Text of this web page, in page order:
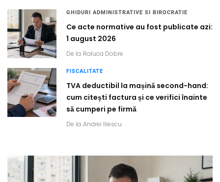
GHIDURI ADMINISTRATIVE SI BIROCRATIE
Ce acte normative au fost publicate azi:
1 august 2026
De la Raluca Dobre
FISCALITATE
TVA deductibil la mașină second-hand:
cum citești factura și ce verifici înainte
să cumperi pe firmă
De la Andrei Iliescu